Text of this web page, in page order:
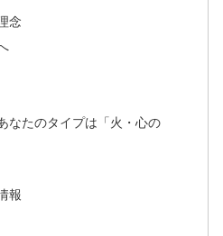
念
なたのタイプは「火・心の
報